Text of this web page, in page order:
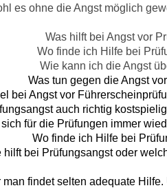
es ohne die Angst möglich
Was hilft bei Angst vor
Wo finde ich Hilfe bei
Wie kann ich die Angst
Was tun gegen die Angst
bei Angst vor
auch richtig
für die Prüfungen immer
Wo finde ich Hilfe bei
bei Prüfungsangst oder
findet selten adequate